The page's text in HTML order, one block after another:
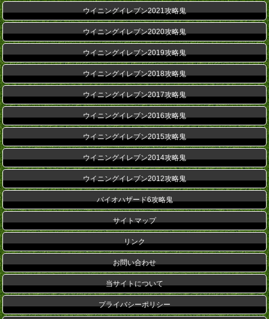
ウイニングイレブン2021攻略鬼
ウイニングイレブン2020攻略鬼
ウイニングイレブン2019攻略鬼
ウイニングイレブン2018攻略鬼
ウイニングイレブン2017攻略鬼
ウイニングイレブン2016攻略鬼
ウイニングイレブン2015攻略鬼
ウイニングイレブン2014攻略鬼
ウイニングイレブン2012攻略鬼
バイオハザード6攻略鬼
サイトマップ
リンク
お問い合わせ
当サイトについて
プライバシーポリシー